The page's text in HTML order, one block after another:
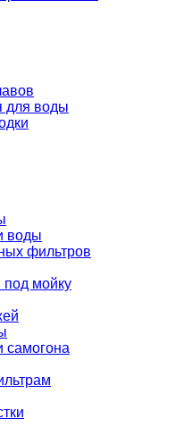
для воды
воды
фильтров
мойку
самогона